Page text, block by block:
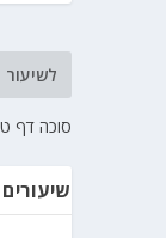
סוכה דף